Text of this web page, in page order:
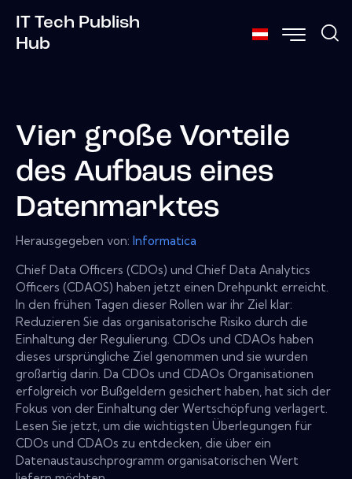
IT Tech Publish
Hub
Vier große Vorteile
des Aufbaus eines
Datenmarktes
Herausgegeben von: Informatica
Chief Data Officers (CDOs) und Chief Data Analytics
Officers (CDAOS) haben jetzt einen Drehpunkt erreicht.
In den frühen Tagen dieser Rollen war ihr Ziel klar:
Reduzieren Sie das organisatorische Risiko durch die
Einhaltung der Regulierung. CDOs und CDAOs haben
dieses ursprüngliche Ziel genommen und sie wurden
großartig darin. Da CDOs und CDAOs Organisationen
erfolgreich vor Bußgeldern gesichert haben, hat sich der
Fokus von der Einhaltung der Wertschöpfung verlagert.
Lesen Sie jetzt, um die wichtigsten Überlegungen für
CDOs und CDAOs zu entdecken, die über ein
Datenaustauschprogramm organisatorischen Wert